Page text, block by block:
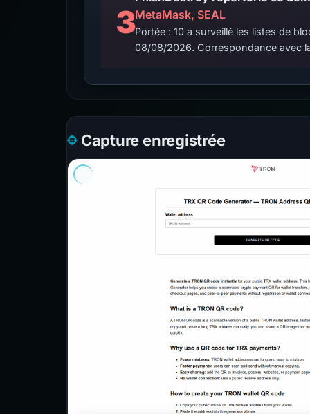
3MetaMask, SEAL
Portée : 10 a surveillé les listes de
08/08/2026. Correspondance avec
Capture enregistrée